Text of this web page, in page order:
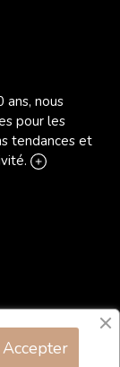
ans, nous
pour les
tendances et
Accepter